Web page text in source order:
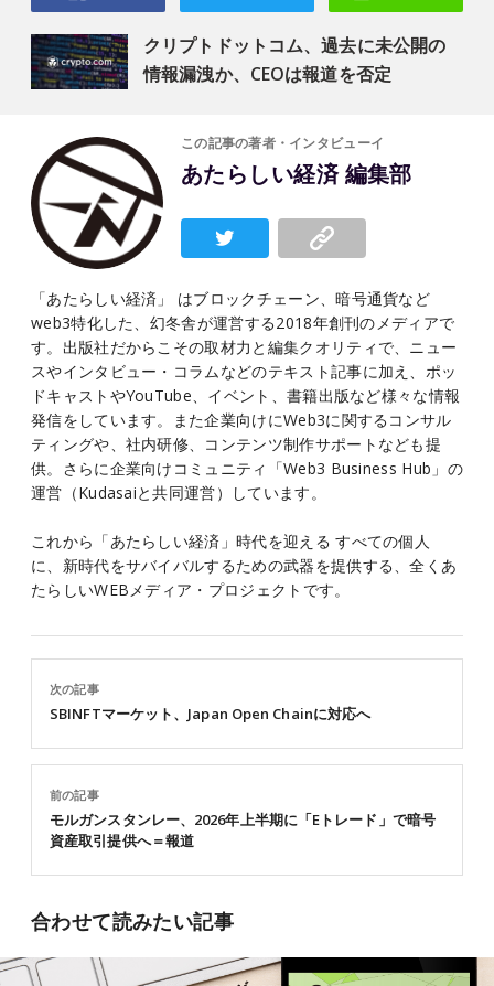
クリプトドットコム、過去に未公開の
情報漏洩か、CEOは報道を否定
この記事の著者・インタビューイ
あたらしい経済 編集部
「あたらしい経済」 はブロックチェーン、暗号通貨など
web3特化した、幻冬舎が運営する2018年創刊のメディアで
す。出版社だからこその取材力と編集クオリティで、ニュー
スやインタビュー・コラムなどのテキスト記事に加え、ポッ
ドキャストやYouTube、イベント、書籍出版など様々な情報
発信をしています。また企業向けにWeb3に関するコンサル
ティングや、社内研修、コンテンツ制作サポートなども提
供。さらに企業向けコミュニティ「Web3 Business Hub」の
運営（Kudasaiと共同運営）しています。
これから「あたらしい経済」時代を迎える すべての個人
に、新時代をサバイバルするための武器を提供する、全くあ
たらしいWEBメディア・プロジェクトです。
前の記事
モルガンスタンレー、2026年上半期に「Eトレード」で暗号
資産取引提供へ＝報道
次の記事
SBINFTマーケット、Japan Open Chainに対応へ
合わせて読みたい記事